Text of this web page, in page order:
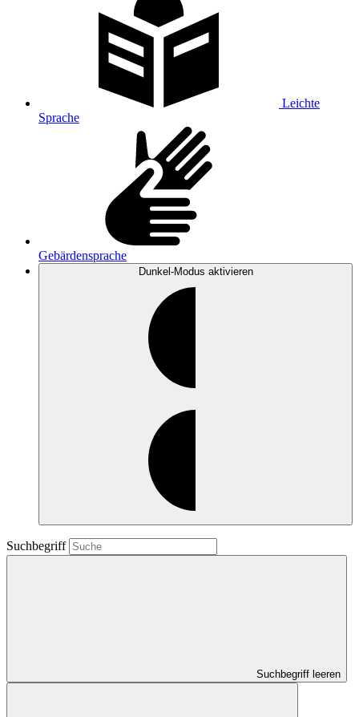
Leichte
Sprache
Gebärdensprache
Dunkel-Modus aktivieren
Suchbegriff
Suchbegriff leeren